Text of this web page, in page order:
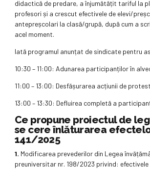
didactică de predare, a înjumătățit tariful la
profesori și a crescut efectivele de elevi/
antepreșcolari la clasă/grupă, după cum a
acel moment.
Iată programul anunțat de sindicate pentru
10:30 – 11:00: Adunarea participanților în
11:00 – 13:00: Desfășurarea acțiunii de
13:00 – 13:30: Defluirea completă a
Ce propune proiectul de
se cere înlăturarea
141/2025
1. Modificarea prevederilor din Legea
preuniversitar nr. 198/2023 privind: efectivele